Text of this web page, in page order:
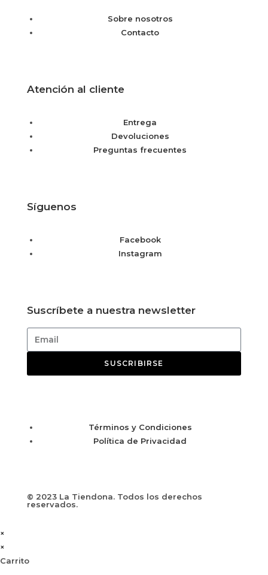
Sobre nosotros
Contacto
Atención al cliente
Entrega
Devoluciones
Preguntas frecuentes
Síguenos
Facebook
Instagram
Suscríbete a nuestra newsletter
SUSCRIBIRSE
© 2023 La Tiendona. Todos los derechos
reservados.
Términos y Condiciones
Política de Privacidad
×
×
Carrito